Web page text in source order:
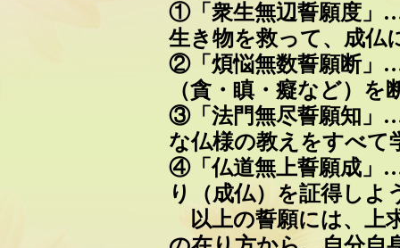
①「衆生無辺誓願度」
生き物を救って、成仏
②「煩悩無数誓願断」
（貪・瞋・癡など）
③「法門無尽誓願知」
な仏様の教えをすべて
④「仏道無上誓願成」
り（成仏）を証得しよ
以上の誓願には、上